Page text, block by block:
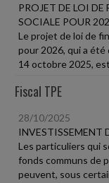
PROJET DE LOI DE
SOCIALE POUR
Le projet de loi de
pour 2026, qui a été
14 octobre 2025,
Fiscal TPE
28/10/2025
INVESTISSEMENT
Les particuliers qui
fonds communs de
peuvent, sous